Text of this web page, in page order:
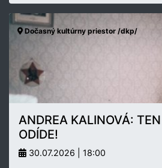
Dočasný kultúrny priestor /dkp/
ANDREA KALINOVÁ:
ODÍDE!
30.07.2026 | 18:00